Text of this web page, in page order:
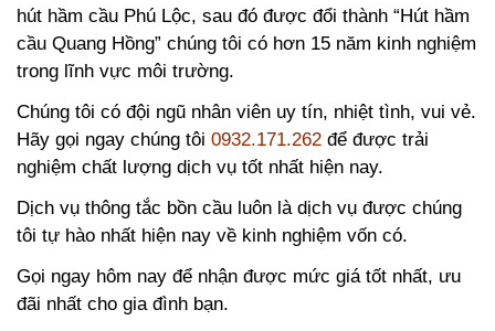
hút hầm cầu Phú Lộc, sau đó được đổi thành “Hút hầm
cầu Quang Hồng” chúng tôi có hơn 15 năm kinh nghiệm
trong lĩnh vực môi trường.
Chúng tôi có đội ngũ nhân viên uy tín, nhiệt tình, vui vẻ.
Hãy gọi ngay chúng tôi 0932.171.262 để được trải
nghiệm chất lượng dịch vụ tốt nhất hiện nay.
Dịch vụ thông tắc bồn cầu luôn là dịch vụ được chúng
tôi tự hào nhất hiện nay về kinh nghiệm vốn có.
Gọi ngay hôm nay để nhận được mức giá tốt nhất, ưu
đãi nhất cho gia đình bạn.